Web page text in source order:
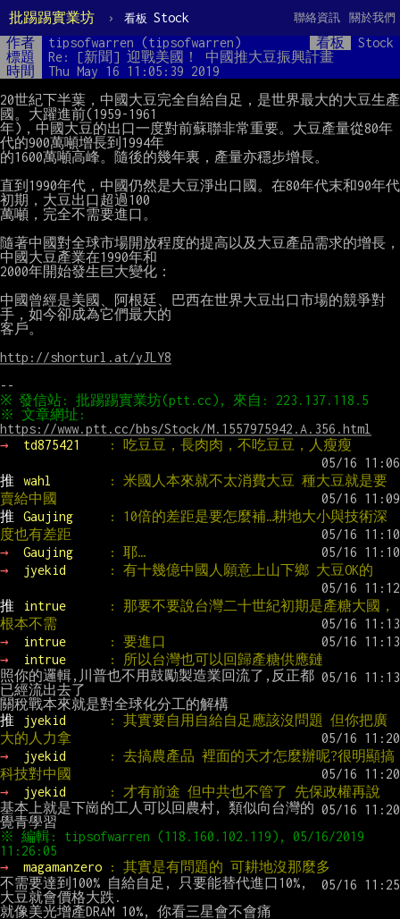
批踢踢實業坊 › 看板 Stock 關於我們
聯絡資訊
作者 tipsofwarren (tipsofwarren) 看板
Stock
標題
Re: [新聞] 迎戰美國！ 中國推大豆振興計畫
時間
Thu May 16 11:05:39 2019
20世紀下半葉，中國大豆完全自給自足，是世界最大的大豆生產
國。大躍進前(1959-1961
年)，中國大豆的出口一度對前蘇聯非常重要。大豆產量從80年
代的900萬噸增長到1994年
的1600萬噸高峰。隨後的幾年裏，產量亦穩步增長。
直到1990年代，中國仍然是大豆淨出口國。在80年代末和90年代
初期，大豆出口超過100
萬噸，完全不需要進口。
隨著中國對全球市場開放程度的提高以及大豆產品需求的增長，
中國大豆產業在1990年和
2000年開始發生巨大變化：
中國曾經是美國、阿根廷、巴西在世界大豆出口市場的競爭對
手，如今卻成為它們最大的
客戶。
http://shorturl.at/yJLY8
https://www.ptt.cc/bbs/Stock/M.1557975942.A.356.html
→
td875421 : 吃豆豆，長肉肉，不吃豆豆，人瘦瘦
推 wahl
: 米國人本來就不太消費大豆 種大豆就是要
賣給中國
推
Gaujing
: 10倍的差距是要怎麼補…耕地大小與技術深
度也有差距
→
Gaujing
: 耶…
→
jyekid : 有十幾億中國人願意上山下鄉 大豆OK的
推 intrue
: 那要不要說台灣二十世紀初期是產糖大國，
根本不需
→
intrue
: 要進口
→
intrue
: 所以台灣也可以回歸產糖供應鏈
照你的邏輯,川普也不用鼓勵製造業回流了,反正都
已經流出去了
推
jyekid
: 其實要自用自給自足應該沒問題 但你把廣
大的人力拿
→
jyekid
: 去搞農產品 裡面的天才怎麼辦呢?很明顯搞
科技對中國
→
jyekid
: 才有前途 但中共也不管了 先保政權再說
基本上就是下崗的工人可以回農村, 類似向台灣的
※ 編輯: tipsofwarren (118.160.102.119), 05/16/2019
→
magamanzero
: 其實是有問題的 可耕地沒那麼多
不需要達到100% 自給自足, 只要能替代進口10%,
大豆就會價格大跌.